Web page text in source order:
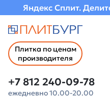
Яндекс Сплит.
Плитка по ценам
производителя
+7 812 240-09-78
ежедневно 10.00-20.00